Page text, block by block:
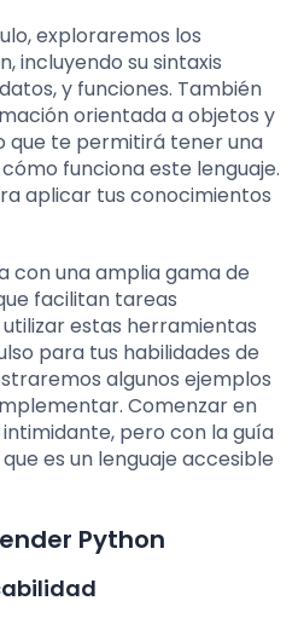
exploraremos los
incluyendo su sintaxis
y funciones. También
orientada a objetos y
que te permitirá tener una
funciona este lenguaje.
aplicar tus conocimientos
con una amplia gama de
facilitan tareas
estas herramientas
para tus habilidades de
algunos ejemplos
Comenzar en
pero con la guía
es un lenguaje accesible
Python